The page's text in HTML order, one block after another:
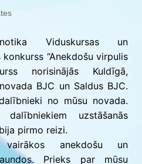
Viduskursas un
“Anekdošu virpulis
norisinājās Kuldīgā,
BJC un Saldus BJC.
no mūsu novada.
uzstāšanās
pirmo reizi.
vairākos anekdošu un
Prieks par mūsu